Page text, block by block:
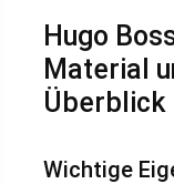
Hugo
Material
Überblick
Wichtige